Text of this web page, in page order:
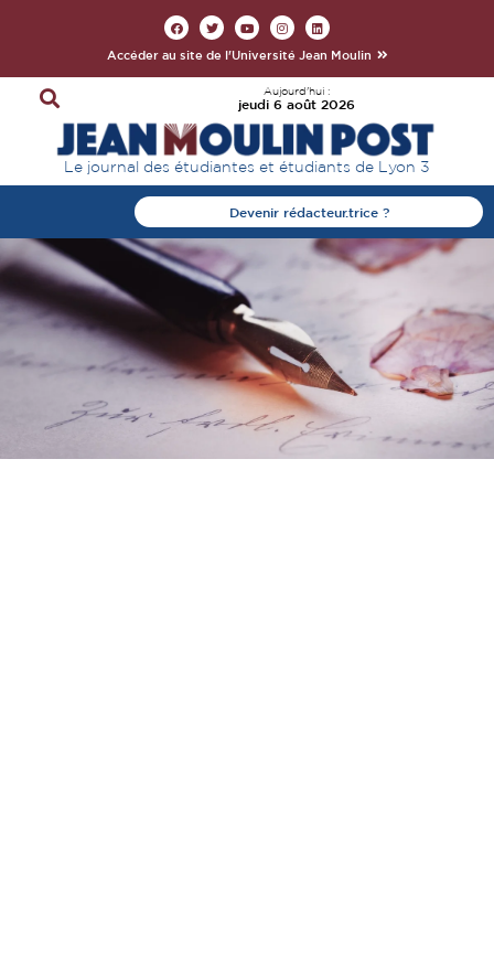
Accéder au site de l'Université Jean Moulin
Aujourd'hui :
jeudi 6 août 2026
Le journal des étudiantes et étudiants de Lyon 3
Devenir rédacteur.trice ?